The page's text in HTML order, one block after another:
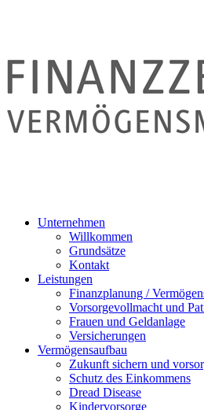
Unternehmen
Willkommen
Grundsätze
Kontakt
Leistungen
Finanzplanung /
Vorsorgevollmacht und
Frauen und Geldanlage
Versicherungen
Vermögensaufbau
Zukunft sichern und
Schutz des Einkommens
Dread Disease
Kindervorsorge